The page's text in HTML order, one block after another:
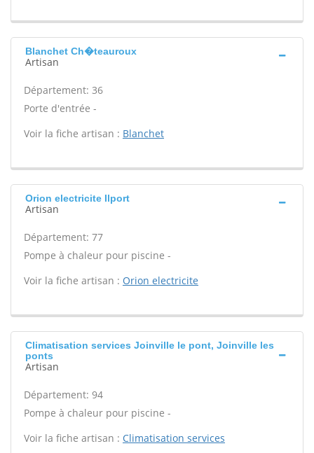
Blanchet Ch�teauroux
Artisan
Département: 36
Porte d'entrée -
Voir la fiche artisan : Blanchet
Orion electricite Ilport
Artisan
Département: 77
Pompe à chaleur pour piscine -
Voir la fiche artisan : Orion electricite
Climatisation services Joinville le pont, Joinville les
ponts
Artisan
Département: 94
Pompe à chaleur pour piscine -
Voir la fiche artisan : Climatisation services